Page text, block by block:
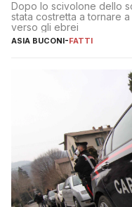
Dopo lo scivolone dello
stata costretta a tornare
verso gli ebrei
ASIA BUCONI-FATTI